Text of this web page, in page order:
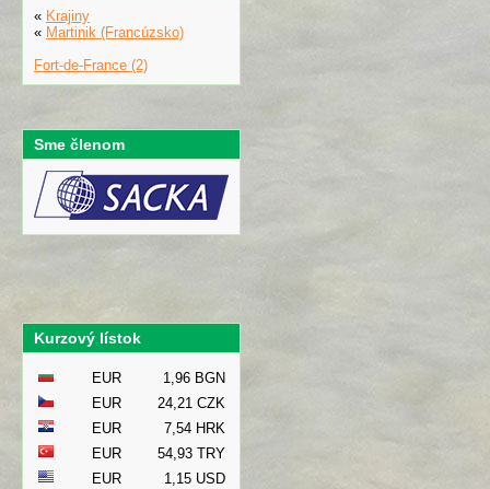
« Krajiny
« Martinik (Francúzsko)
Fort-de-France (2)
Sme členom
Kurzový lístok
EUR
1,96 BGN
EUR
24,21 CZK
EUR
7,54 HRK
EUR
54,93 TRY
EUR
1,15 USD